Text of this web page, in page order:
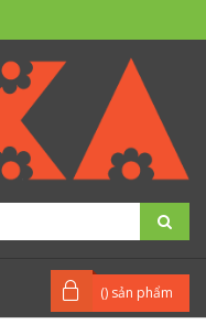
() sản phẩm